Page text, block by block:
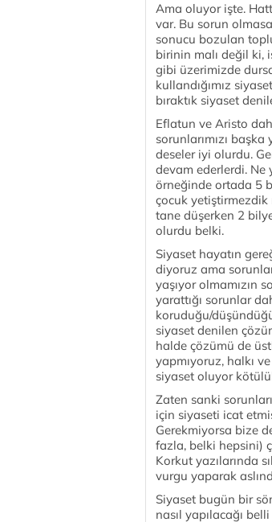
Ama oluyor işte.
var. Bu sorun
sonucu bozulan
birinin malı değil ki,
gibi üzerimizde
kullandığımız
bıraktık siyaset
Eflatun ve Aristo
sorunlarımızı
deseler iyi olurdu.
devam ederlerdi.
örneğinde ortada 5
çocuk yetiştirmezdik
tane düşerken 2
olurdu belki.
Siyaset hayatın
diyoruz ama
yaşıyor olmamızın
yarattığı sorunlar
koruduğu/
siyaset denilen
halde çözümü de
yapmıyoruz, halkı
siyaset oluyor
Zaten sanki
için siyaseti icat
Gerekmiyorsa bize
fazla, belki hepsini)
Korkut yazılarında
vurgu yaparak
Siyaset bugün bir
nasıl yapılacağı